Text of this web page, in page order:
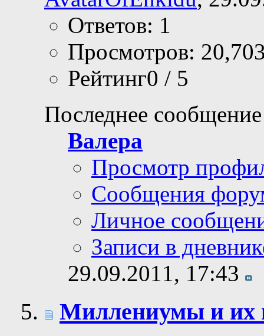
Ответов: 1
Просмотров:
Рейтинг0 / 5
Последнее
Валера
Просмотр
Сообщения
Личное
Записи в
29.09.2011, 17:43
Миллениумы и их